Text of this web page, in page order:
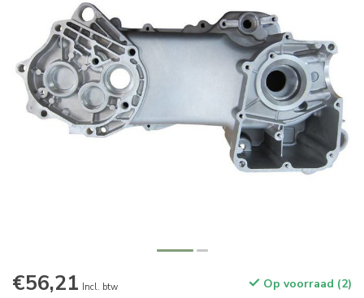
€56,21 Incl. btw Op voorraad (2)